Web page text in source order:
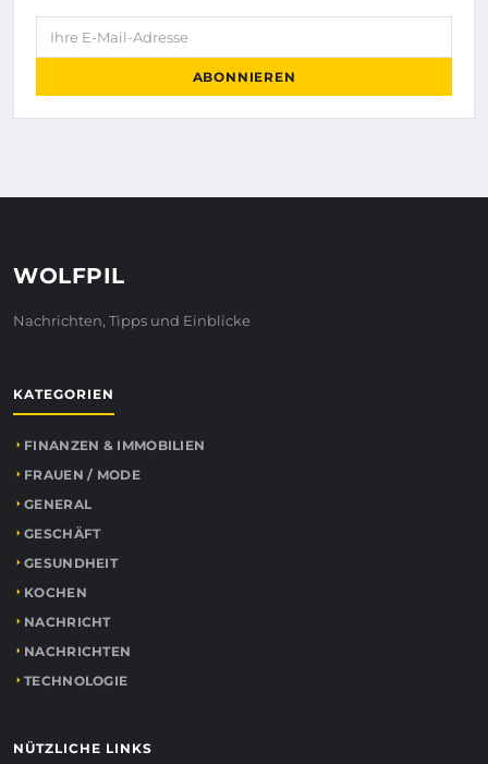
Ihre E-Mail-Adresse
ABONNIEREN
WOLFPIL
Nachrichten, Tipps und Einblicke
KATEGORIEN
FINANZEN & IMMOBILIEN
FRAUEN / MODE
GENERAL
GESCHÄFT
GESUNDHEIT
KOCHEN
NACHRICHT
NACHRICHTEN
TECHNOLOGIE
NÜTZLICHE LINKS